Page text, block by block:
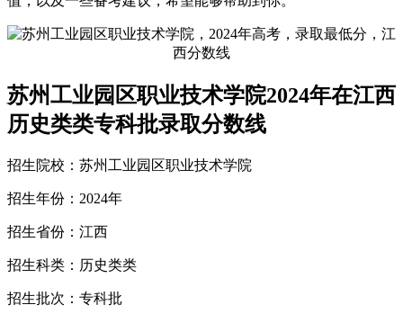
苏州工业园区职业技术学院2024年在江西
历史类类专科批录取分数线
招生院校：苏州工业园区职业技术学院
招生年份：2024年
招生省份：江西
招生科类：历史类类
招生批次：专科批